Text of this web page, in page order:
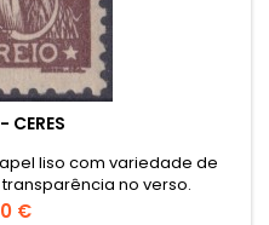
CERES
liso com variedade de
transparência no verso.
€